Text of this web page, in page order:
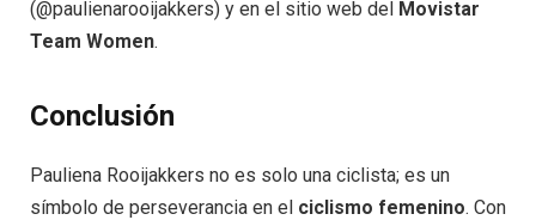
(@paulienarooijakkers) y en el sitio web del Movistar
Team Women.
Conclusión
Pauliena Rooijakkers no es solo una ciclista; es un
símbolo de perseverancia en el ciclismo femenino. Con